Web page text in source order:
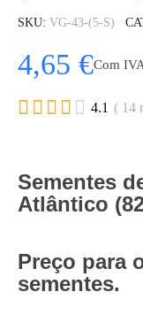
SKU VG-43-(5-S)
4,65 €Com
     4.1 ( 14
Sementes
Atlântico
Preço para
sementes.